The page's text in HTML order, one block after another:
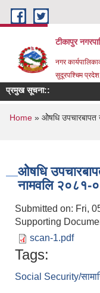
Skip to main content
टीकापुर
नगर
सुदूरपश्चिम
प्रमुख सूचना::
You are
Home» ओेषधि उपचारबापत
ओेषधि
नामवलि २०८१-
Submitted on: Fri,
Supporting
scan-1.pdf
Tags:
Social Security/